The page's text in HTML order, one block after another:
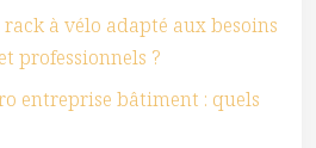
à vélo adapté aux besoins
professionnels ?
entreprise bâtiment : quels